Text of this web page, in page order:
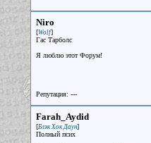
Niro
[Wolf]
Гас Тарболс
Я люблю этот Форум!
Репутация: ---
Farah_Aydid
[Блэк Хок Даун]
Полный псих